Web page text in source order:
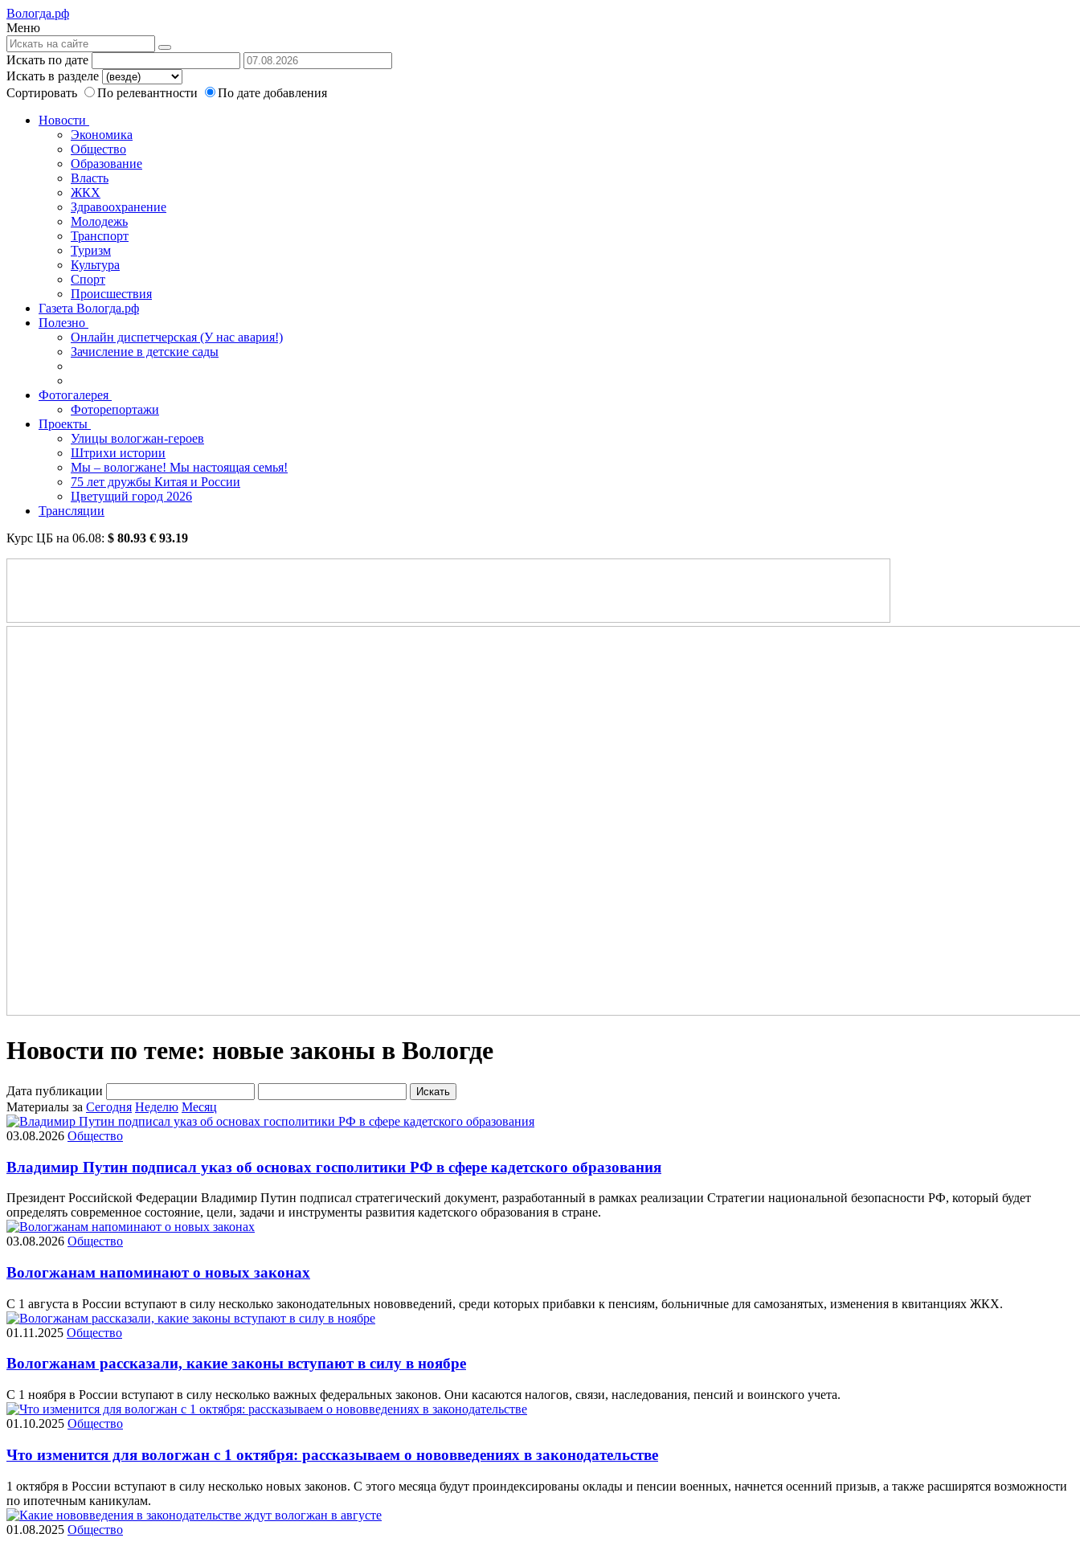
Вологда.рф
Меню
Искать по дате
Искать в разделе
Сортировать
По релевантности
По дате добавления
Новости
Экономика
Общество
Образование
Власть
ЖКХ
Здравоохранение
Молодежь
Транспорт
Туризм
Культура
Спорт
Происшествия
Газета Вологда.рф
Полезно
Онлайн диспетчерская (У нас авария!)
Зачисление в детские сады
Фотогалерея
Фоторепортажи
Проекты
Улицы вологжан-героев
Штрихи истории
Мы – вологжане! Мы настоящая семья!
75 лет дружбы Китая и России
Цветущий город 2026
Трансляции
Курс ЦБ на 06.08: $ 80.93 € 93.19
Новости по теме: новые законы в Вологде
Дата публикации Искать
Материалы за Сегодня Неделю Месяц
03.08.2026 Общество
Владимир Путин подписал указ об основах госполитики РФ в сфере кадетского образования
Президент Российской Федерации Владимир Путин подписал стратегический документ, разработанный в рамках реализации Стратегии национальной безопасности РФ, который будет
определять современное состояние, цели, задачи и инструменты развития кадетского образования в стране.
03.08.2026 Общество
Вологжанам напоминают о новых законах
С 1 августа в России вступают в силу несколько законодательных нововведений, среди которых прибавки к пенсиям, больничные для самозанятых, изменения в квитанциях ЖКХ.
01.11.2025 Общество
Вологжанам рассказали, какие законы вступают в силу в ноябре
С 1 ноября в России вступают в силу несколько важных федеральных законов. Они касаются налогов, связи, наследования, пенсий и воинского учета.
01.10.2025 Общество
Что изменится для вологжан с 1 октября: рассказываем о нововведениях в законодательстве
1 октября в России вступают в силу несколько новых законов. С этого месяца будут проиндексированы оклады и пенсии военных, начнется осенний призыв, а также расширятся возможности
по ипотечным каникулам.
01.08.2025 Общество